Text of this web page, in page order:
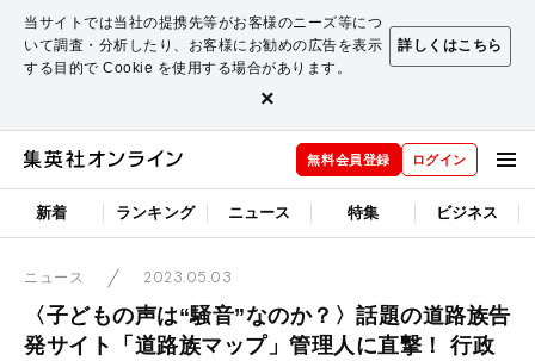
当サイトでは当社の提携先等がお客様のニーズ等につ
いて調査・分析したり、お客様にお勧めの広告を表示
する目的で Cookie を使用する場合があります。
詳しくはこちら
×
無料会員登録 ログイン
新着 ランキング ニュース 特集 ビジネス
ニュース 2023.05.03
〈子どもの声は“騒音”なのか？〉話題の道路族告
発サイト「道路族マップ」管理人に直撃！ 行政